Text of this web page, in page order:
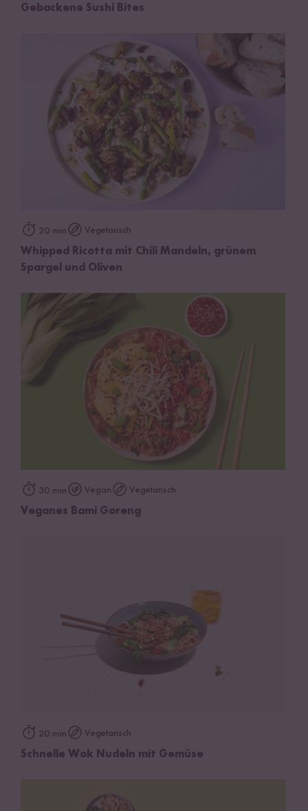
Gebackene Sushi Bites
20 min Vegetarisch
Whipped Ricotta mit Chili Mandeln, grünem
Spargel und Oliven
30 min Vegan Vegetarisch
Veganes Bami Goreng
20 min Vegetarisch
Schnelle Wok Nudeln mit Gemüse